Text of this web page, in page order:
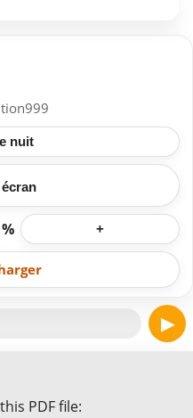
nuit
+
▶
PDF file: